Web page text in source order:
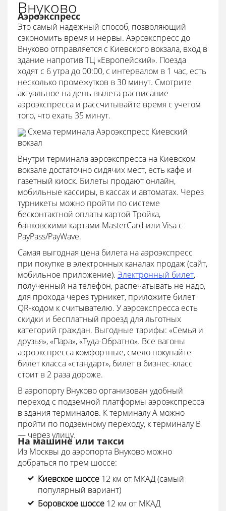
Внуково
Аэроэкспресс
Это самый надежный способ, позволяющий
сэкономить время и нервы. Аэроэкспресс до
Внуково отправляется с Киевского вокзала, вход в
здание напротив ТЦ «Европейский». Поезда
ходят с 6 утра до 00:00, с интервалом в 1 час, есть
несколько промежутков в 30 минут. Смотрите
актуальное на день вылета расписание
аэроэкспресса и рассчитывайте время с учетом
того, что ехать 35 минут.
Схема терминала Аэроэкспресс Киевский
вокзал
Внутри терминала аэроэкспресса на Киевском
вокзале достаточно сидячих мест, есть кафе и
газетный киоск. Билеты продают онлайн,
мобильные кассиры, в кассах и автоматах. Через
турникеты можно пройти по системе
бесконтактной оплаты картой Тройка,
банковскими картами MasterCard или Visa с
PayPass/PayWave.
Самая выгодная цена билета на аэроэкспресс
при покупке в электронных каналах продаж (сайт,
мобильное приложение). Электронный билет,
полученный на телефон, распечатывать не надо,
для прохода через турникет, приложите билет
QR-кодом к считывателю. У аэроэкспресса есть
скидки и бесплатный проезд для льготных
категорий граждан. Выгодные тарифы: «Семья и
друзья», «Пара», «Туда-Обратно». Все вагоны
аэроэкспресса комфортные, смело покупайте
билет класса «стандарт», билет в бизнес-класс
стоит в 2 раза дороже.
В аэропорту Внуково организован удобный
переход с подземной платформы аэроэкспресса
в здания терминалов. К терминалу А можно
пройти по подземному переходу, к терминалу B
— через улицу.
На машине или такси
Из Москвы до аэропорта Внуково можно
добраться по трем шоссе:
Киевское шоссе 12 км от МКАД (самый
популярный вариант)
Боровское шоссе 12 км от МКАД